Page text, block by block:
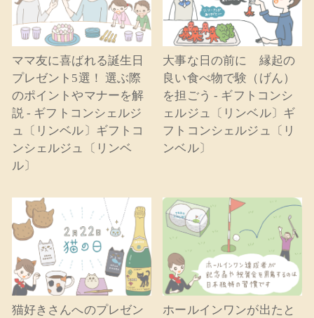
ママ友に喜ばれる誕生日
プレゼント5選！ 選ぶ際
のポイントやマナーを解
説 - ギフトコンシェルジ
ュ〔リンベル〕ギフトコ
ンシェルジュ〔リンベ
ル〕
大事な日の前に 縁起の
良い食べ物で験（げん）
を担ごう - ギフトコンシ
ェルジュ〔リンベル〕ギ
フトコンシェルジュ〔リ
ンベル〕
猫好きさんへのプレゼン
ホールインワンが出たと